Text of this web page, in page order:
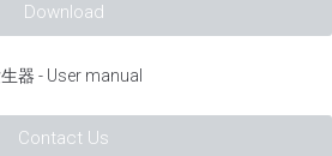
Download
器 - User manual
Contact Us